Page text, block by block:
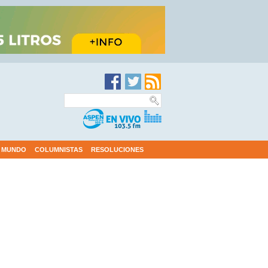
MUNDO COLUMNISTAS RESOLUCIONES